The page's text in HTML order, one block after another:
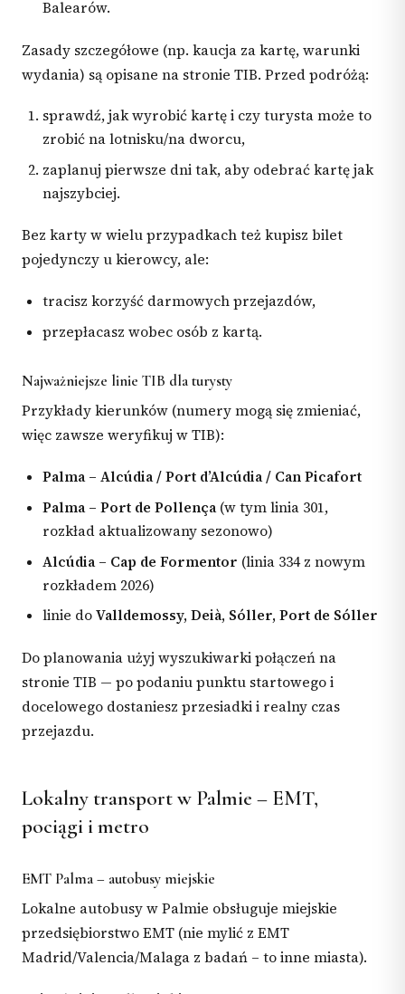
Balearów.
Zasady szczegółowe (np. kaucja za kartę, warunki
wydania) są opisane na stronie TIB. Przed podróżą:
sprawdź, jak wyrobić kartę i czy turysta może to
zrobić na lotnisku/na dworcu,
zaplanuj pierwsze dni tak, aby odebrać kartę jak
najszybciej.
Bez karty w wielu przypadkach też kupisz bilet
pojedynczy u kierowcy, ale:
tracisz korzyść darmowych przejazdów,
przepłacasz wobec osób z kartą.
Najważniejsze linie TIB dla turysty
Przykłady kierunków (numery mogą się zmieniać,
więc zawsze weryfikuj w TIB):
Palma – Alcúdia / Port d’Alcúdia / Can Picafort
Palma – Port de Pollença(w tym linia 301,
rozkład aktualizowany sezonowo)
Alcúdia – Cap de Formentor (linia 334 z nowym
rozkładem 2026)
linie doValldemossy, Deià, Sóller, Port de Sóller
Do planowania użyj wyszukiwarki połączeń na
stronie TIB — po podaniu punktu startowego i
docelowego dostaniesz przesiadki i realny czas
przejazdu.
Lokalny transport w Palmie – EMT,
pociągi i metro
EMT Palma – autobusy miejskie
Lokalne autobusy w Palmie obsługuje miejskie
przedsiębiorstwo EMT (nie mylić z EMT
Madrid/Valencia/Malaga z badań – to inne miasta).